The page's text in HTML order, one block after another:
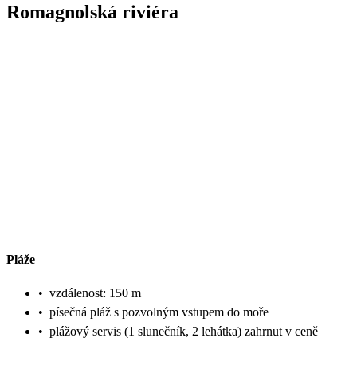
Romagnolská riviéra
Pláže
• vzdálenost: 150 m
• písečná pláž s pozvolným vstupem do moře
• plážový servis (1 slunečník, 2 lehátka) zahrnut v ceně